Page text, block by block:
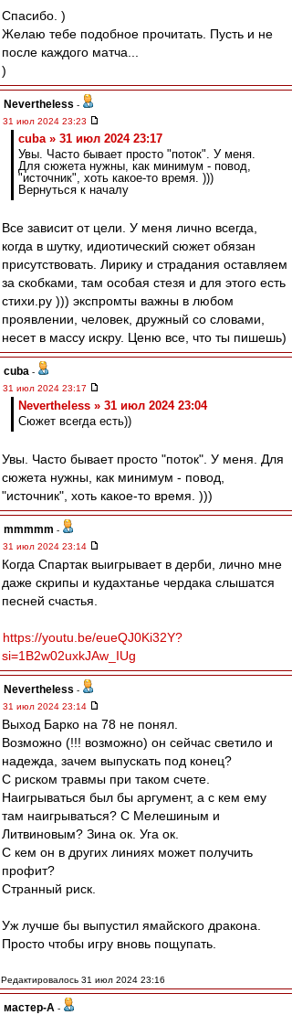
Спасибо. )
Желаю тебе подобное прочитать. Пусть и не
после каждого матча...
)
Nevertheless -
31 июл 2024 23:23
cuba » 31 июл 2024 23:17
Увы. Часто бывает просто "поток". У меня.
Для сюжета нужны, как минимум - повод,
"источник", хоть какое-то время. )))
Вернуться к началу
Все зависит от цели. У меня лично всегда,
когда в шутку, идиотический сюжет обязан
присутствовать. Лирику и страдания оставляем
за скобками, там особая стезя и для этого есть
стихи.ру ))) экспромты важны в любом
проявлении, человек, дружный со словами,
несет в массу искру. Ценю все, что ты пишешь)
cuba -
31 июл 2024 23:17
Nevertheless » 31 июл 2024 23:04
Сюжет всегда есть))
Увы. Часто бывает просто "поток". У меня. Для
сюжета нужны, как минимум - повод,
"источник", хоть какое-то время. )))
mmmmm -
31 июл 2024 23:14
Когда Спартак выигрывает в дерби, лично мне
даже скрипы и кудахтанье чердака слышатся
песней счастья.
https://youtu.be/eueQJ0Ki32Y?
si=1B2w02uxkJAw_IUg
Nevertheless -
31 июл 2024 23:14
Выход Барко на 78 не понял.
Возможно (!!! возможно) он сейчас светило и
надежда, зачем выпускать под конец?
С риском травмы при таком счете.
Наигрываться был бы аргумент, а с кем ему
там наигрываться? С Мелешиным и
Литвиновым? Зина ок. Уга ок.
С кем он в других линиях может получить
профит?
Странный риск.
Уж лучше бы выпустил ямайского дракона.
Просто чтобы игру вновь пощупать.
Редактировалось 31 июл 2024 23:16
мастер-А -